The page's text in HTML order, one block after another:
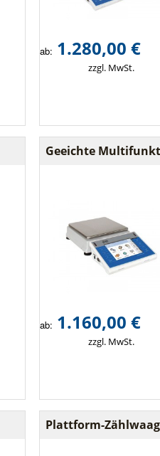
ab: 1.280,00 €
zzgl. MwSt.
Geeichte
ab: 1.160,00 €
zzgl. MwSt.
Plattform-